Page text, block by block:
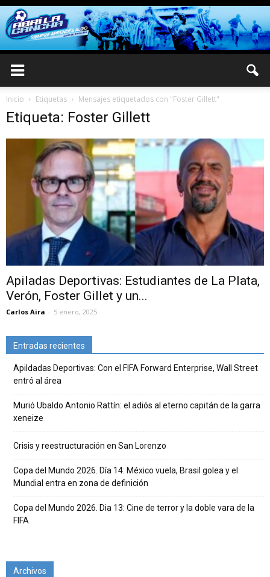
Inicio Etiquetas Mensajes etiquetados con "Foster Gillett"
Etiqueta: Foster Gillett
Apiladas Deportivas: Estudiantes de La Plata,
Verón, Foster Gillet y un...
Carlos Aira - 5 enero, 2025
Entradas recientes
Apildadas Deportivas: Con el FIFA Forward Enterprise, Wall Street
entró al área
Murió Ubaldo Antonio Rattín: el adiós al eterno capitán de la garra
xeneize
Crisis y reestructuración en San Lorenzo
Copa del Mundo 2026. Día 14: México vuela, Brasil golea y el
Mundial entra en zona de definición
Copa del Mundo 2026. Dia 13: Cine de terror y la doble vara de la
FIFA
Archivos